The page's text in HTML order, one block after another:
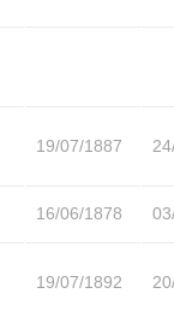
19/07/1887
16/06/1878
19/07/1892